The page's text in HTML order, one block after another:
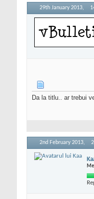
29th January 2013,
Da la titlu.. ar trebui
2nd February 2013,